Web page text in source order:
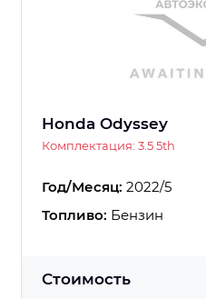
Honda Odyssey
Комплектация: 3.5 5th
Год/Месяц: 2022/5
Топливо: Бензин
Стоимость